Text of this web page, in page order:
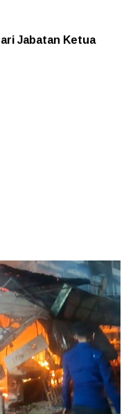
Jabatan Ketua